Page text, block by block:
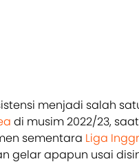
menjadi salah
di musim 2022/23,
sementara Liga
gelar apapun usai